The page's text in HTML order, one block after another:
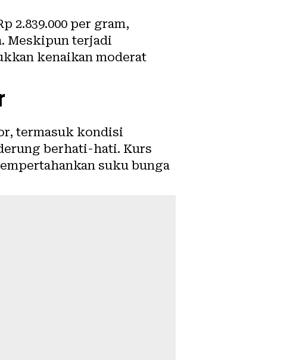
2.839.000 per gram,
Meskipun terjadi
kenaikan moderat
termasuk kondisi
berhati-hati. Kurs
suku bunga